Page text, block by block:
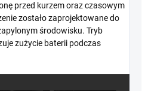
przed kurzem oraz czasowym
zostało zaprojektowane do
środowisku. Tryb
zużycie baterii podczas